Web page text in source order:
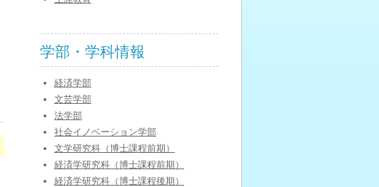
学部・学科情報
経済学部
文芸学部
法学部
社会イノベーション学部
文学研究科（博士課程前期）
経済学研究科（博士課程前期）
経済学研究科（博士課程後期）